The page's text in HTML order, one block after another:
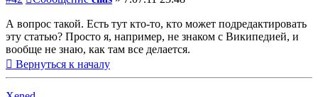
А вопрос такой. Есть тут кто-то, кто может подредактировать
эту статью? Просто я, например, не знаком с Википедией, и
вообще не знаю, как там все делается.
Вернуться к началу